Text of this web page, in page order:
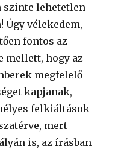
szinte lehetetlen
Úgy vélekedem,
fontos az
mellett, hogy az
megfelelő
kapjanak,
felkiáltások
mert
is, az írásban